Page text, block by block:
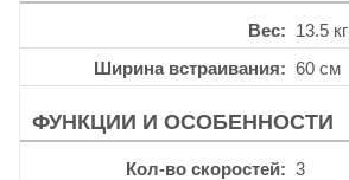
Вес
13.5 кг
Ширина встраивания
60 см
ФУНКЦИИ И ОСОБЕННОСТИ
Кол-во скоростей
3